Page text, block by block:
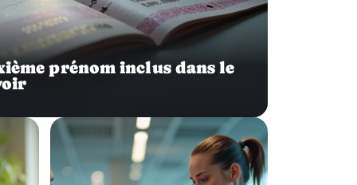
prénom inclus dans le